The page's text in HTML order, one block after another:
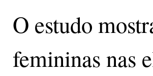
O estudo
femininas nas